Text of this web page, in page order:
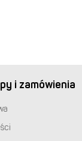
i zamówienia